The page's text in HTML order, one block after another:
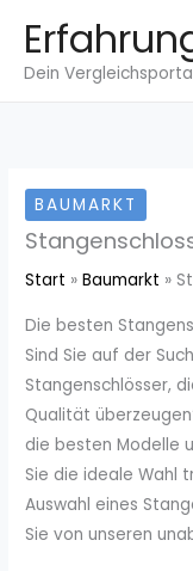
Inhalt
springen
Dein
BAUMARKT
Start Baumarkt
Die besten
Sind Sie auf der
Stangenschlösser,
Qualität
die besten Modelle
Sie die ideale Wahl
Auswahl eines
Sie von unseren